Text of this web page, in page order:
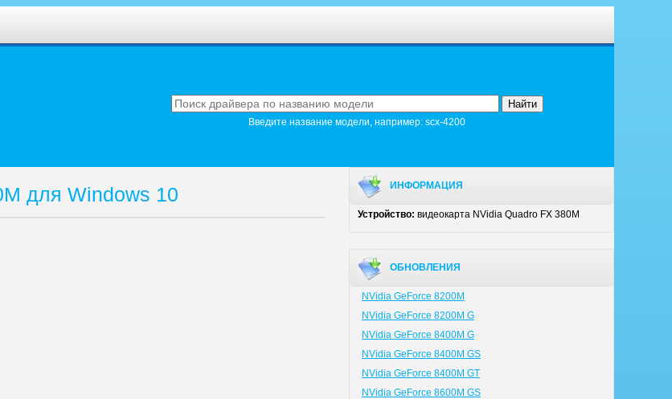
Введите название модели, например: scx-4200
для Windows 10 ИНФОРМАЦИЯ
Устройство: видеокарта NVidia Quadro FX 380M
ОБНОВЛЕНИЯ
NVidia GeForce 8200M
NVidia GeForce 8200M G
NVidia GeForce 8400M G
NVidia GeForce 8400M GS
NVidia GeForce 8400M GT
NVidia GeForce 8600M GS